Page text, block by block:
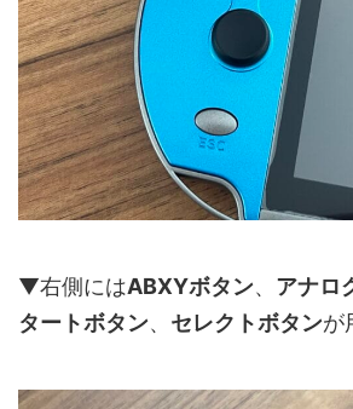
▼右側にはABXYボタン、 アナロ
タートボタン、 セレクトボタンが